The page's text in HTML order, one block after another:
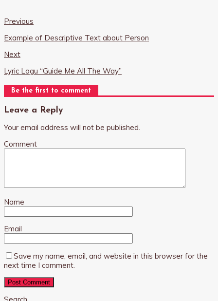
Previous
Example of Descriptive Text about Person
Next
Lyric Lagu “Guide Me All The Way”
Be the first to comment
Leave a Reply
Your email address will not be published.
Comment
Name
Email
Save my name, email, and website in this browser for the
next time I comment.